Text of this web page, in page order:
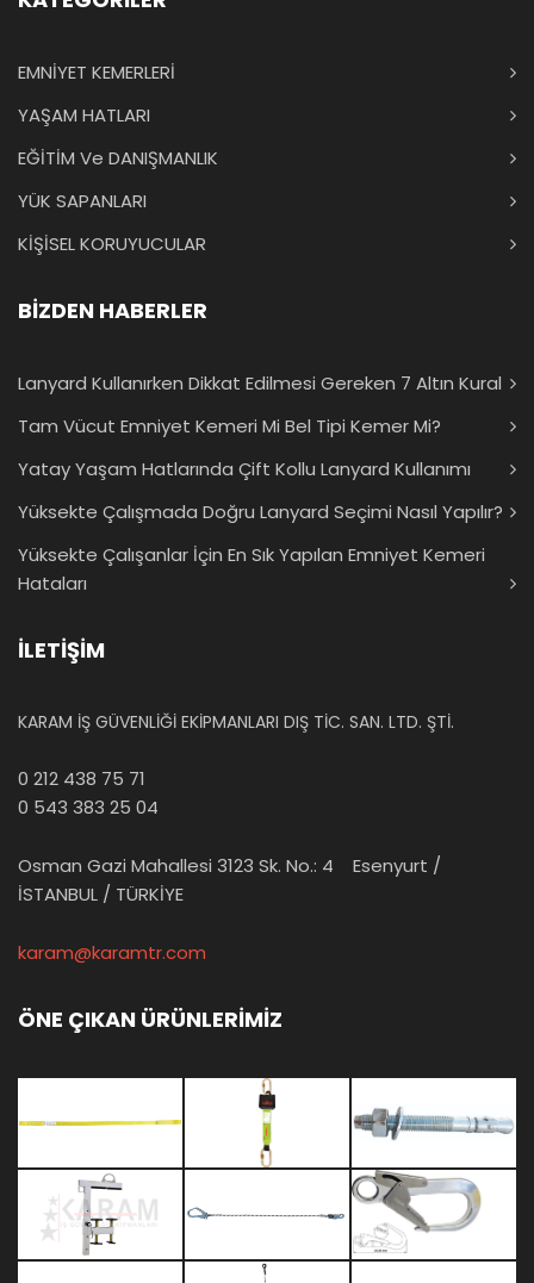
EMNİYET KEMERLERİ
YAŞAM HATLARI
EĞİTİM Ve DANIŞMANLIK
YÜK SAPANLARI
KİŞİSEL KORUYUCULAR
BİZDEN HABERLER
Lanyard Kullanırken Dikkat Edilmesi Gereken 7 Altın Kural
Tam Vücut Emniyet Kemeri Mi Bel Tipi Kemer Mi?
Yatay Yaşam Hatlarında Çift Kollu Lanyard Kullanımı
Yüksekte Çalışmada Doğru Lanyard Seçimi Nasıl Yapılır?
Yüksekte Çalışanlar İçin En Sık Yapılan Emniyet Kemeri
Hataları
İLETİŞİM
KARAM İŞ GÜVENLİĞİ EKİPMANLARI DIŞ TİC. SAN. LTD. ŞTİ.
0 212 438 75 71
0 543 383 25 04
Osman Gazi Mahallesi 3123 Sk. No.: 4 Esenyurt /
İSTANBUL / TÜRKİYE
karam@karamtr.com
ÖNE ÇIKAN ÜRÜNLERİMİZ